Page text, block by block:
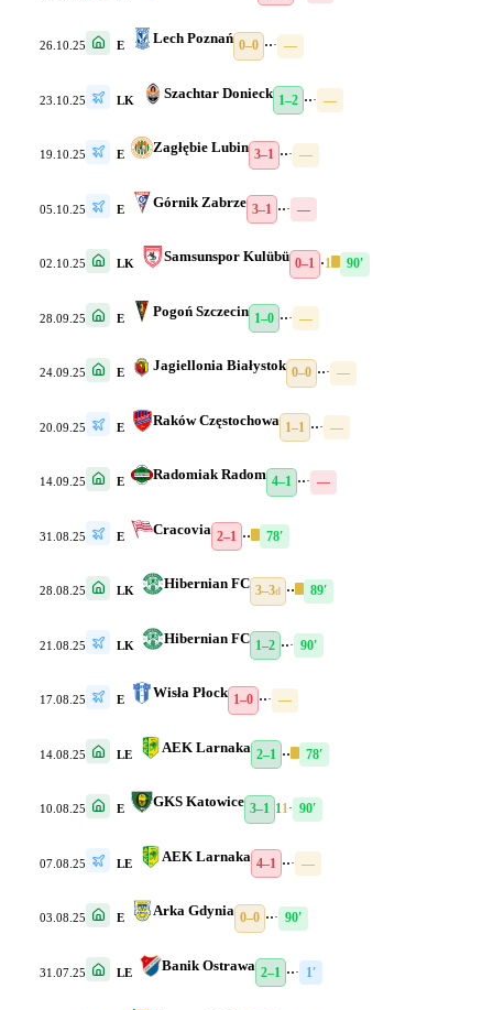
26.10.25 E Lech Poznań 0–0 ··· —
23.10.25 LK Szachtar Donieck 1–2 ··· —
19.10.25 E Zagłębie Lubin 3–1 ··· —
05.10.25 E Górnik Zabrze 3–1 ··· —
02.10.25 LK Samsunspor Kulübü 0–1 ·1 90′
28.09.25 E Pogoń Szczecin 1–0 ··· —
24.09.25 E Jagiellonia Białystok 0–0 ··· —
20.09.25 E Raków Częstochowa 1–1 ··· —
14.09.25 E Radomiak Radom 4–1 ··· —
31.08.25 E Cracovia 2–1 ·· 78′
28.08.25 LK Hibernian FC 3–3d ·· 89′
21.08.25 LK Hibernian FC 1–2 ··· 90′
17.08.25 E Wisła Płock 1–0 ··· —
14.08.25 LE AEK Larnaka 2–1 ·· 78′
10.08.25 E GKS Katowice 3–1 11· 90′
07.08.25 LE AEK Larnaka 4–1 ··· —
03.08.25 E Arka Gdynia 0–0 ··· 90′
31.07.25 LE Banik Ostrawa 2–1 ··· 1′